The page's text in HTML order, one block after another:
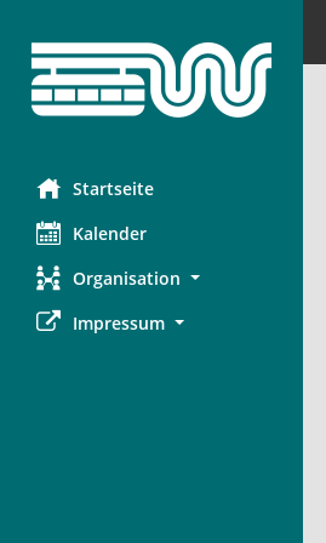
Startseite
Kalender
Organisation
Impressum